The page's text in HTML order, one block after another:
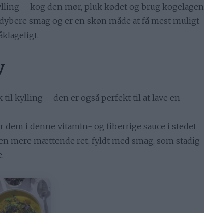
– kog den mør, pluk kødet og brug kogelagen
smag og er en skøn måde at få mest muligt
til kylling – den er også perfekt til at lave en
dem i denne vitamin- og fiberrige sauce i stedet
mere mættende ret, fyldt med smag, som stadig